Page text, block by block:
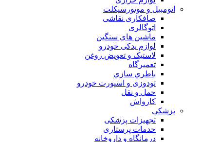
اتومبیل و موتورسیکلت
صافکاری نقاشی
اتوگالری
ماشین های سنگین
لوازم یدکی خودرو
لاستیک و تعویض روغن
تعميرگاه
باطري سازي
تودوزی و اسپورت خودرو
حمل و نقل
کارواش
پزشکی
تجهیزات پزشکی
خدمات پرستاری
درمانگاه و داروخانه